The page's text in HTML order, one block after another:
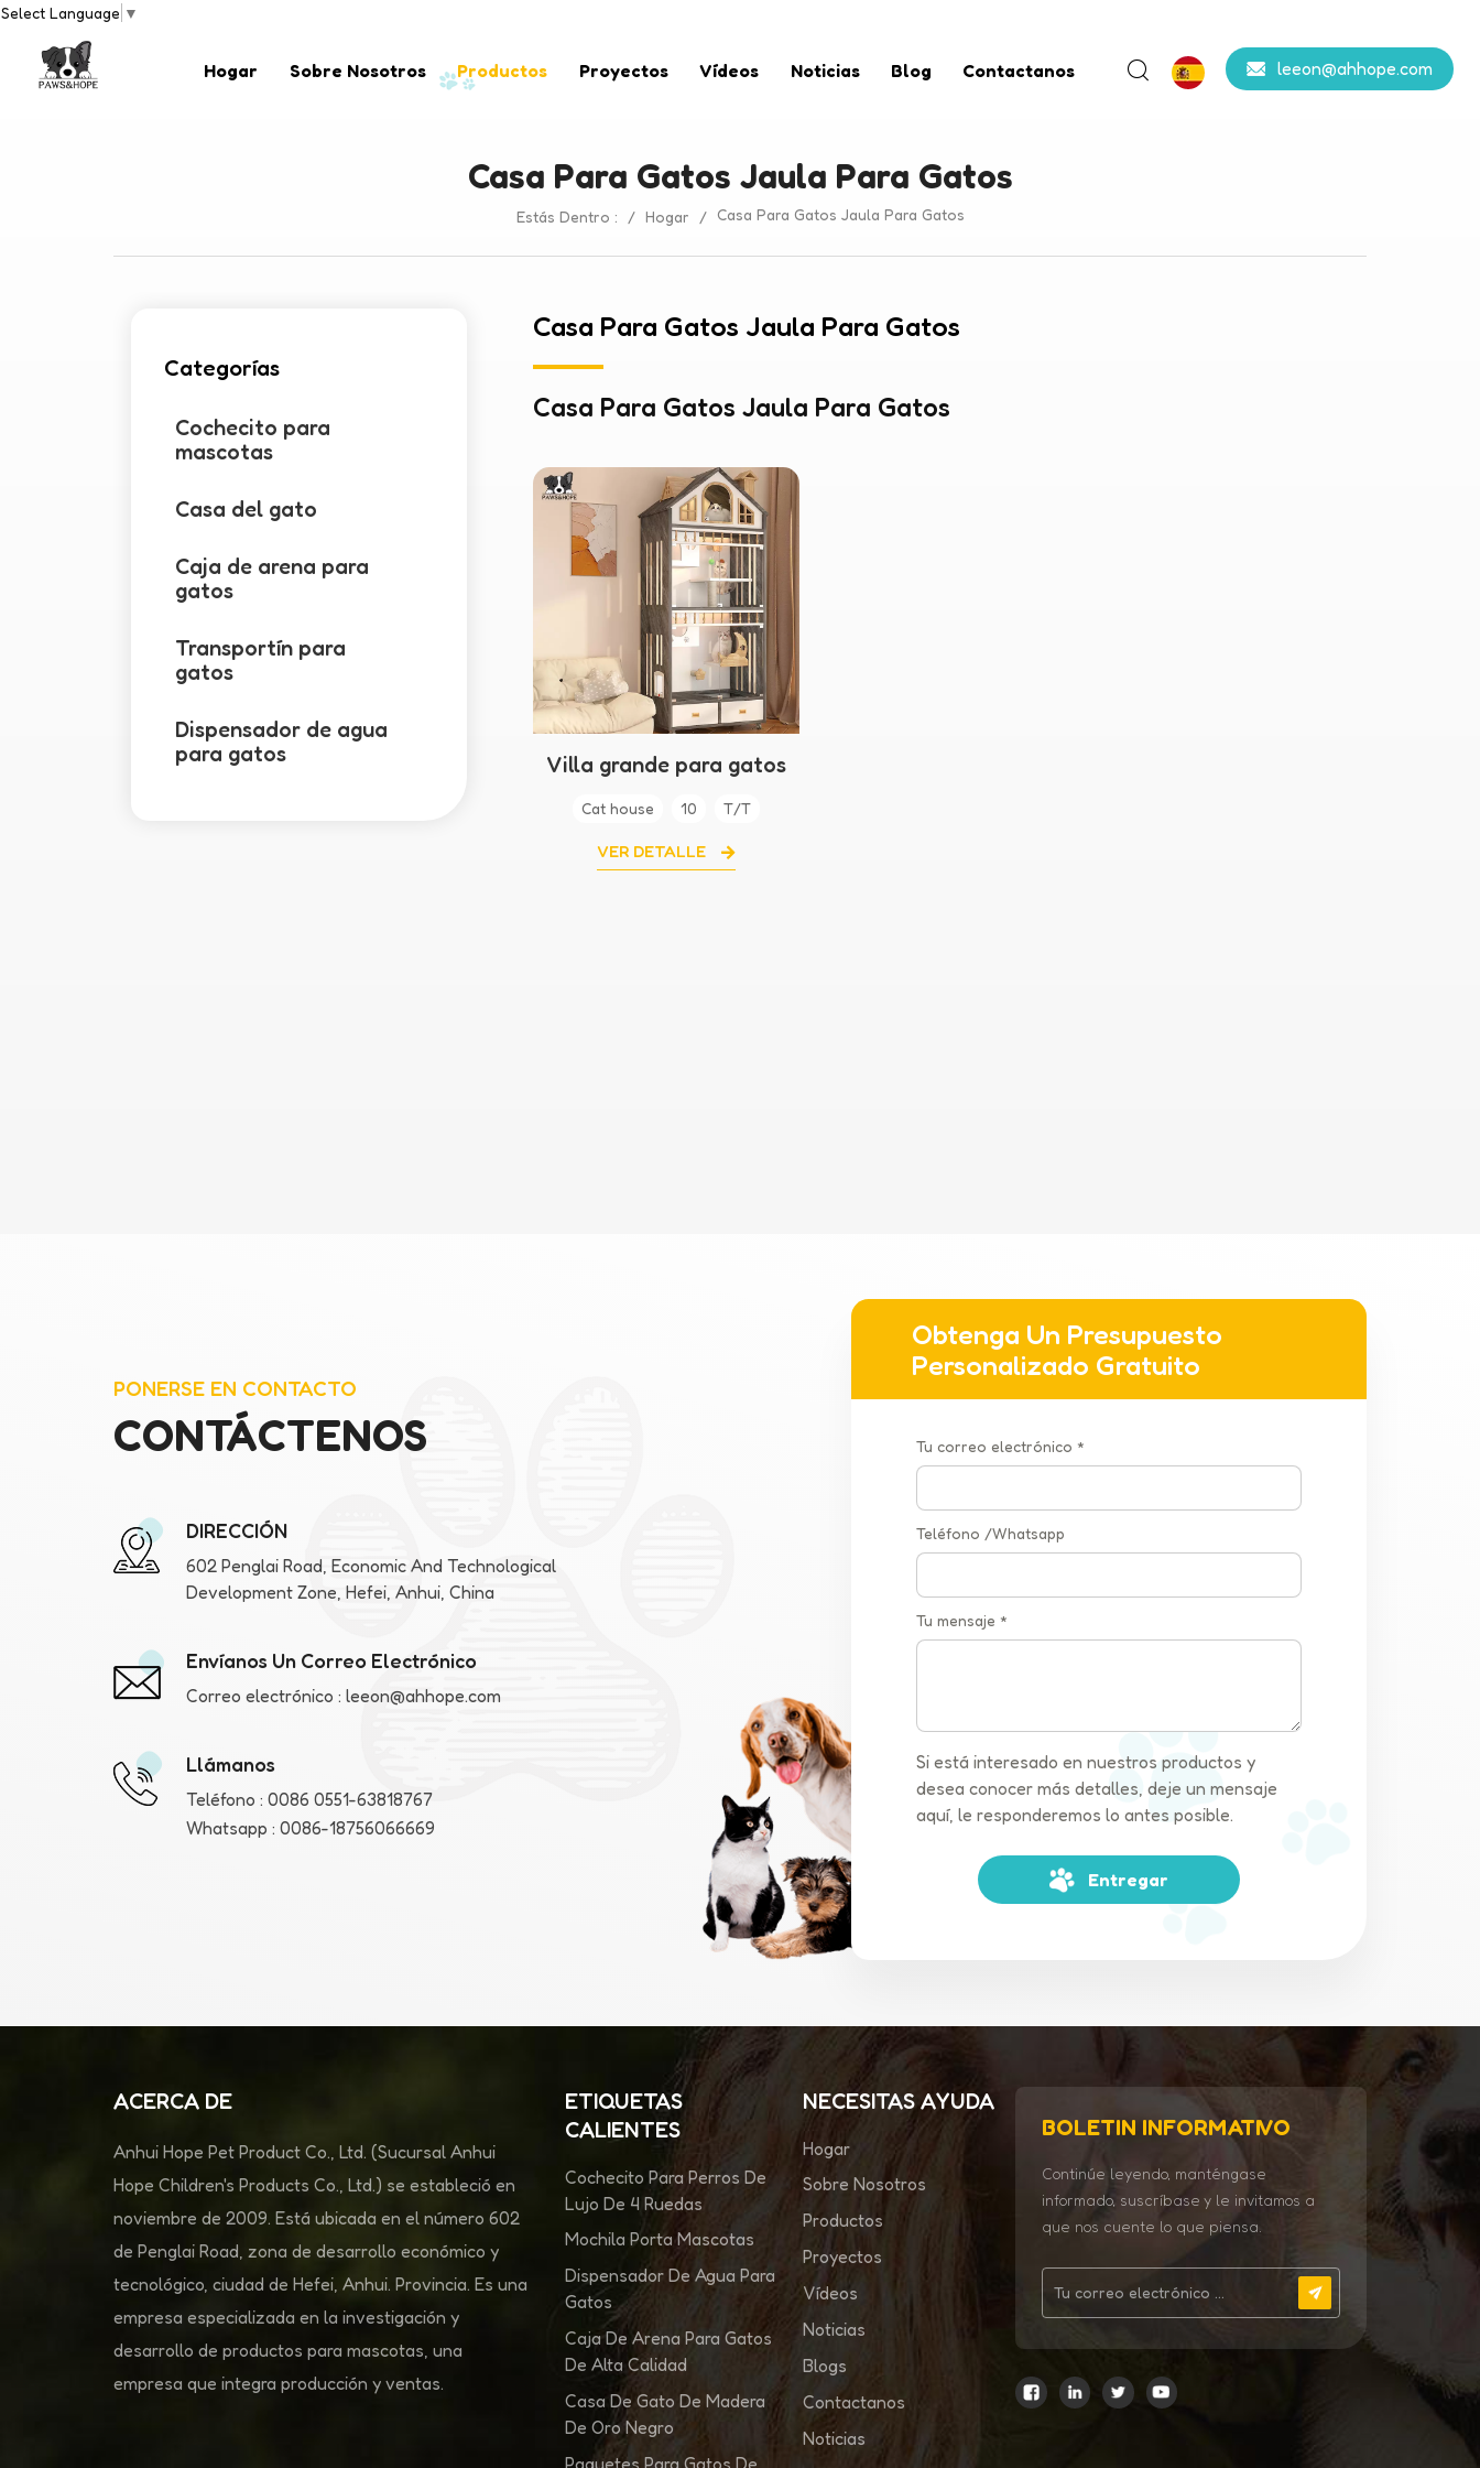
Select Language ▼
leeon@ahhope.com
Hogar Sobre Nosotros Productos Proyectos Vídeos Noticias Blog Contactanos
Casa Para Gatos Jaula Para Gatos
Estás Dentro : / Hogar / Casa Para Gatos Jaula Para Gatos
Casa Para Gatos Jaula Para Gatos
Casa Para Gatos Jaula Para Gatos
Villa grande para gatos
Cat house 10 T/T
VER DETALLE
Categorías
Cochecito para
mascotas
Casa del gato
Caja de arena para
gatos
Transportín para
gatos
Dispensador de agua
para gatos
PONERSE EN CONTACTO
CONTÁCTENOS
DIRECCIÓN
602 Penglai Road, Economic And Technological
Development Zone, Hefei, Anhui, China
Envíanos Un Correo Electrónico
Correo electrónico :leeon@ahhope.com
Llámanos
Teléfono :0086 0551-63818767
Whatsapp :0086-18756066669
Obtenga Un Presupuesto
Personalizado Gratuito
Tu correo electrónico *
Teléfono /Whatsapp
Tu mensaje *
Si está interesado en nuestros productos y
desea conocer más detalles, deje un mensaje
aquí, le responderemos lo antes posible.
Entregar
ACERCA DE
Anhui Hope Pet Product Co., Ltd. (Sucursal Anhui
Hope Children's Products Co., Ltd.) se estableció en
noviembre de 2009. Está ubicada en el número 602
de Penglai Road, zona de desarrollo económico y
tecnológico, ciudad de Hefei, Anhui. Provincia. Es una
empresa especializada en la investigación y
desarrollo de productos para mascotas, una
empresa que integra producción y ventas.
ETIQUETAS
CALIENTES
Cochecito Para Perros De
Lujo De 4 Ruedas
Mochila Porta Mascotas
Dispensador De Agua Para
Gatos
Caja De Arena Para Gatos
De Alta Calidad
Casa De Gato De Madera
De Oro Negro
Paquetes Para Gatos De
NECESITAS AYUDA
Hogar
Sobre Nosotros
Productos
Proyectos
Vídeos
Noticias
Blogs
Contactanos
Noticias
BOLETIN INFORMATIVO
Continúe leyendo, manténgase
informado, suscríbase y le invitamos a
que nos cuente lo que piensa.